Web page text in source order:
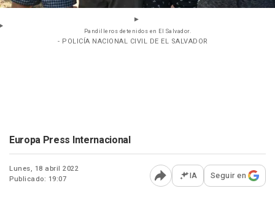
Pandilleros detenidos en El Salvador.
- POLICÍA NACIONAL CIVIL DE EL SALVADOR
Europa Press Internacional
Lunes, 18 abril 2022
Publicado: 19:07
Abrir opciones para
IA Seguir en